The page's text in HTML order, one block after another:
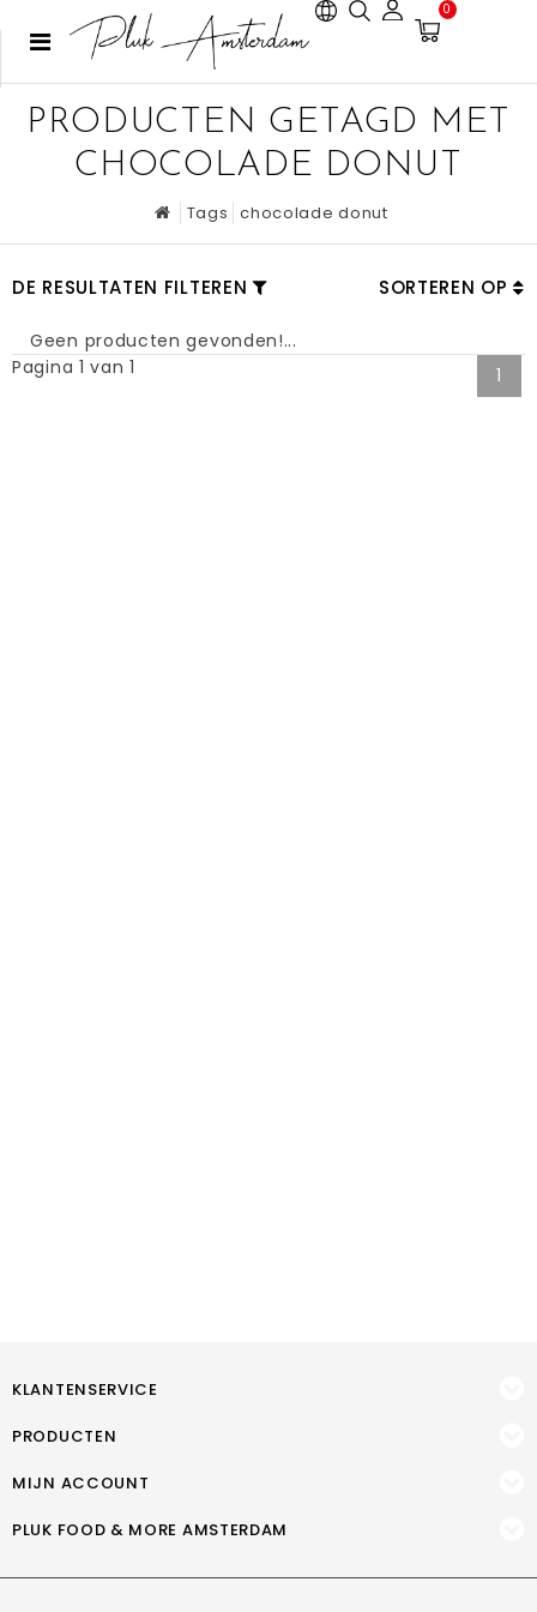
0
PRODUCTEN GETAGD MET
CHOCOLADE DONUT
Tags chocolade donut
DE RESULTATEN FILTEREN SORTEREN OP
Geen producten gevonden!...
Pagina 1 van 1
1
KLANTENSERVICE
PRODUCTEN
MIJN ACCOUNT
PLUK FOOD & MORE AMSTERDAM